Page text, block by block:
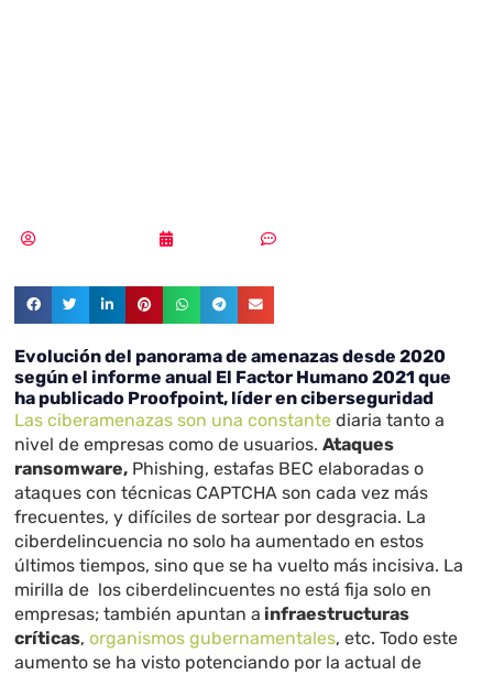
Evolución del panorama de amenazas desde 2020
según el informe anual El Factor Humano 2021 que
ha publicado Proofpoint, líder en ciberseguridad
Las ciberamenazas son una constante diaria tanto a
nivel de empresas como de usuarios.Ataques
ransomware, Phishing, estafas BEC elaboradas o
ataques con técnicas CAPTCHA son cada vez más
frecuentes, y difíciles de sortear por desgracia. La
ciberdelincuencia no solo ha aumentado en estos
últimos tiempos, sino que se ha vuelto más incisiva. La
mirilla de los ciberdelincuentes no está fija solo en
empresas; también apuntan a infraestructuras
críticas,organismos gubernamentales, etc. Todo este
aumento se ha visto potenciando por la actual de